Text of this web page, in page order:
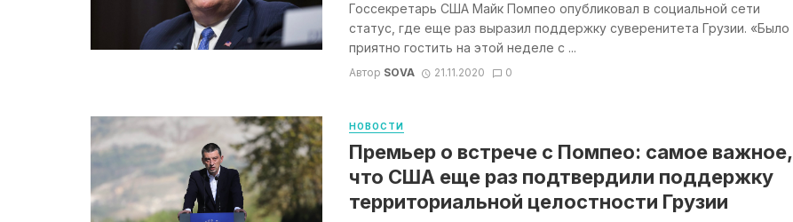
Госсекретарь США Майк Помпео опубликовал в социальной сети
статус, где еще раз выразил поддержку суверенитета Грузии. «Было
приятно гостить на этой неделе с ...
Автор SOVA 21.11.2020 0
НОВОСТИ
Премьер о встрече с Помпео: самое важное,
что США еще раз подтвердили поддержку
территориальной целостности Грузии